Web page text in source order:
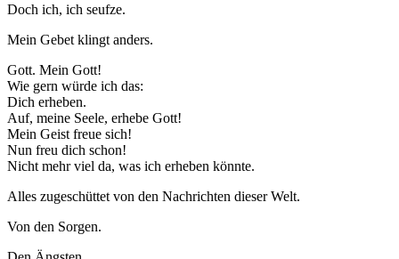
Doch ich, ich seufze.
Mein Gebet klingt anders.
Gott. Mein Gott!
Wie gern würde ich das:
Dich erheben.
Auf, meine Seele, erhebe Gott!
Mein Geist freue sich!
Nun freu dich schon!
Nicht mehr viel da, was ich erheben könnte.
Alles zugeschüttet von den Nachrichten dieser Welt.
Von den Sorgen.